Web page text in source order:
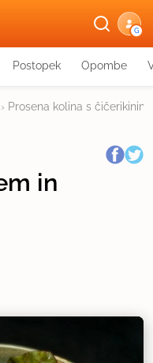
G
Postopek Opombe
› Prosena kolina s
in